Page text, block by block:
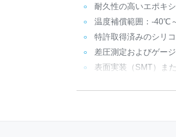
耐久性の高いエポキ
温度補償範囲：-40℃
特許取得済みのシリ
差圧測定およびゲー
表面実装（SMT）ま